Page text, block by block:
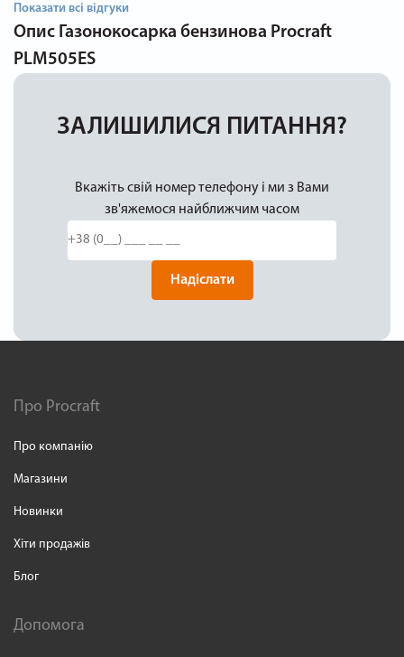
Показати всі відгуки
Опис Газонокосарка бензинова Procraft
PLM505ES
ЗАЛИШИЛИСЯ ПИТАННЯ?
Вкажіть свій номер телефону і ми з Вами
зв'яжемося найближчим часом
Надіслати
Про Procraft
Про компанію
Магазини
Новинки
Хіти продажів
Блог
Допомога